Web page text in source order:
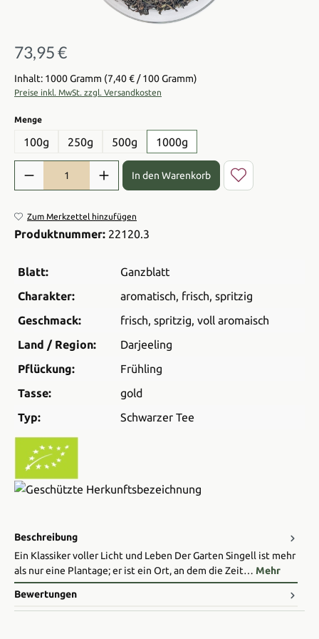
Regulärer Preis:
73,95 €
Inhalt: 1000 Gramm (7,40 € / 100 Gramm)
Preise inkl. MwSt. zzgl. Versandkosten
Mengeauswählen
100g 250g 500g 1000g
Produkt Anzahl: Gib den gewünschten Wert ein oder benutze die
In den Warenkorb
Zum Merkzettel hinzufügen
Produktnummer: 22120.3
Blatt:
Ganzblatt
Charakter:
aromatisch, frisch, spritzig
Geschmack:
frisch, spritzig, voll aromaisch
Land / Region:
Darjeeling
Pflückung:
Frühling
Tasse:
gold
Typ:
Schwarzer Tee
Beschreibung
Ein Klassiker voller Licht und Leben Der Garten Singell ist mehr
als nur eine Plantage; er ist ein Ort, an dem die Zeit… Mehr
Bewertungen